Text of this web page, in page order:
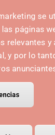
Center
Polo
se
páginas
relevantes y
y por lo